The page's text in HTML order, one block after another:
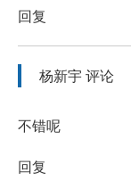
回复
杨新宇评论
不错呢
回复